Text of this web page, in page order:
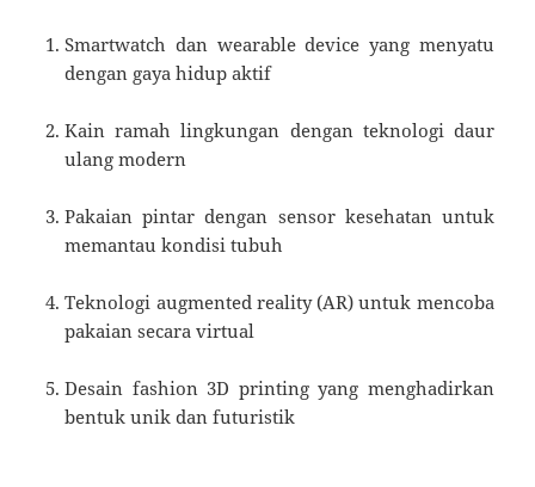
Smartwatch dan wearable device yang menyatu
dengan gaya hidup aktif
Kain ramah lingkungan dengan teknologi daur
ulang modern
Pakaian pintar dengan sensor kesehatan untuk
memantau kondisi tubuh
Teknologi augmented reality (AR) untuk mencoba
pakaian secara virtual
Desain fashion 3D printing yang menghadirkan
bentuk unik dan futuristik